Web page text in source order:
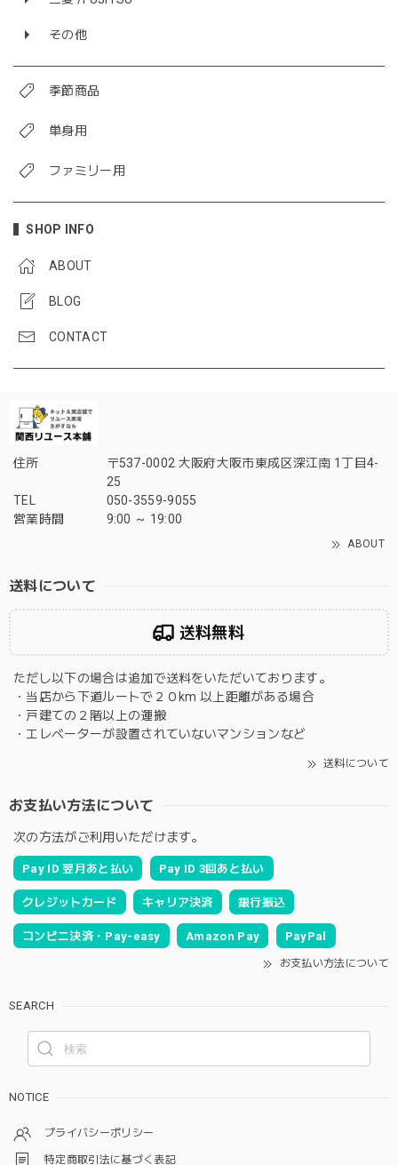
その他
季節商品
単身用
ファミリー用
SHOP INFO
ABOUT
BLOG
CONTACT
住所
〒537-0002 大阪府大阪市東成区深江南 1丁目4-
25
TEL
050-3559-9055
営業時間
9:00 ～ 19:00
ABOUT
送料について
送料無料
ただし以下の場合は追加で送料をいただいております。
・当店から下道ルートで２０km 以上距離がある場合
・戸建ての２階以上の運搬
・エレベーターが設置されていないマンションなど
送料について
お支払い方法について
次の方法がご利用いただけます。
Pay ID 翌月あと払い Pay ID 3回あと払い
クレジットカード キャリア決済 銀行振込
コンビニ決済・Pay-easy Amazon Pay PayPal
お支払い方法について
SEARCH
NOTICE
プライバシーポリシー
特定商取引法に基づく表記